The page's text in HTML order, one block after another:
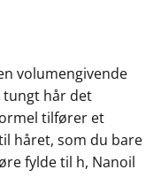
kr..
volumengivende
tungt hår det
tilfører et
håret, som du bare
fylde til h, Nanoil